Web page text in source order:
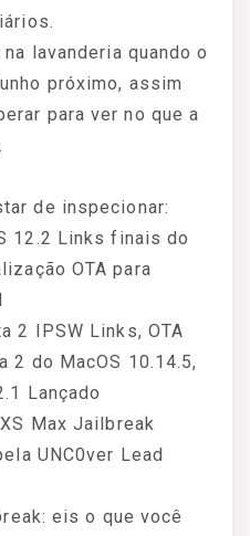
lavanderia quando o
próximo, assim
para ver no que a
de inspecionar:
12.2 Links finais do
OTA para
2 IPSW Links, OTA
2 do MacOS 10.14.5,
Lançado
Max Jailbreak
UNC0ver Lead
eis o que você